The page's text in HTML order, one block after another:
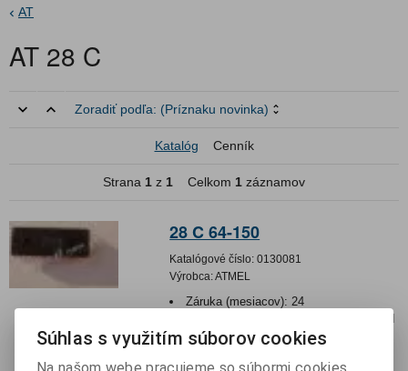
AT
AT 28 C
Zoradiť podľa: (Príznaku novinka)
Katalóg Cenník
Strana 1 z 1 Celkom 1 záznamov
28 C 64-150
Katalógové číslo: 0130081
Výrobca:ATMEL
Záruka (mesiacov): 24
Termín dodania(prac.dni)-platí pre sklad
LIESKOVEC:3
Integrovaný obvod. Pre zobrazenie
Súhlas s využitím súborov cookies